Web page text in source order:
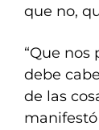
que no,
“Que
debe
de las